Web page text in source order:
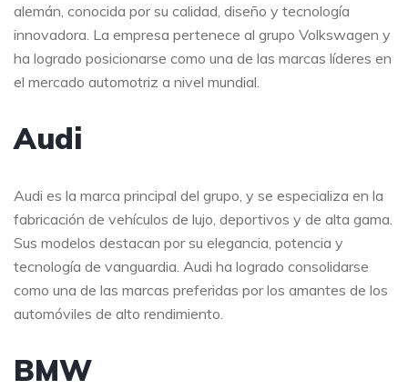
alemán, conocida por su calidad, diseño y tecnología
innovadora. La empresa pertenece al grupo Volkswagen y
ha logrado posicionarse como una de las marcas líderes en
el mercado automotriz a nivel mundial.
Audi
Audi es la marca principal del grupo, y se especializa en la
fabricación de vehículos de lujo, deportivos y de alta gama.
Sus modelos destacan por su elegancia, potencia y
tecnología de vanguardia. Audi ha logrado consolidarse
como una de las marcas preferidas por los amantes de los
automóviles de alto rendimiento.
BMW